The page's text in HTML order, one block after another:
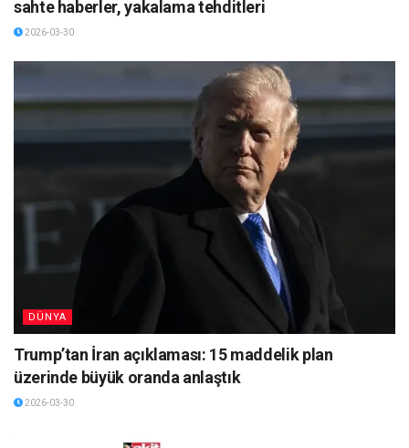
sahte haberler, yakalama tehditleri
2026-03-30
DÜNYA
Trump’tan İran açıklaması: 15 maddelik plan
üzerinde büyük oranda anlaştık
2026-03-30